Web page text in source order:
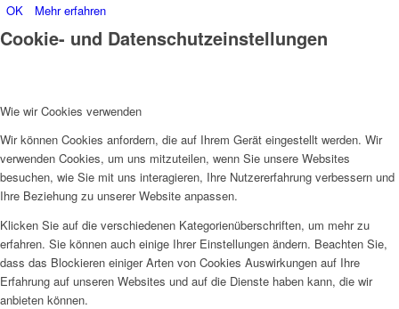
OK
Mehr erfahren
Cookie- und Datenschutzeinstellungen
Wie wir Cookies verwenden
Wir können Cookies anfordern, die auf Ihrem Gerät eingestellt werden. Wir
verwenden Cookies, um uns mitzuteilen, wenn Sie unsere Websites
besuchen, wie Sie mit uns interagieren, Ihre Nutzererfahrung verbessern und
Ihre Beziehung zu unserer Website anpassen.
Klicken Sie auf die verschiedenen Kategorienüberschriften, um mehr zu
erfahren. Sie können auch einige Ihrer Einstellungen ändern. Beachten Sie,
dass das Blockieren einiger Arten von Cookies Auswirkungen auf Ihre
Erfahrung auf unseren Websites und auf die Dienste haben kann, die wir
anbieten können.